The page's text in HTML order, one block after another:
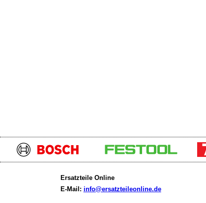
Ersatzteile Online
E-Mail: info@ersatzteileonline.de